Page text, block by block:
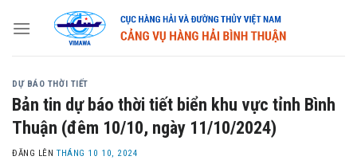
DỰ BÁO THỜI TIẾT
Bản tin dự báo thời tiết biển khu vực tỉnh Bình
Thuận (đêm 10/10, ngày 11/10/2024)
ĐĂNG LÊNTHÁNG 10 10, 2024